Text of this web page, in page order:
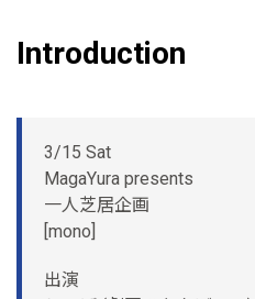
Introduction
3/15 Sat
MagaYura presents
一人芝居企画
[mono]
出演